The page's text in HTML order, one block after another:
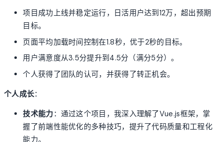
项目成功上线并稳定运行，日活用户达到12万，超出预期
目标。
页面平均加载时间控制在1.8秒，优于2秒的目标。
用户满意度从3.5分提升到4.5分（满分5分）。
个人获得了团队的认可，并获得了转正机会。
个人成长：
技术能力 ：通过这个项目，我深入理解了Vue.js框架，掌
握了前端性能优化的多种技巧，提升了代码质量和工程化
能力。